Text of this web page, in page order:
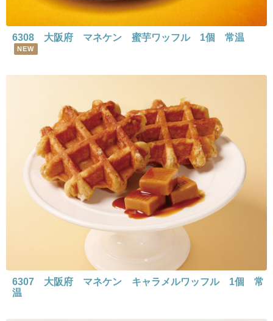
6308 大阪府 マネケン 蜜芋ワッフル 1個 常温
NEW
6307 大阪府 マネケン キャラメルワッフル 1個 常
温